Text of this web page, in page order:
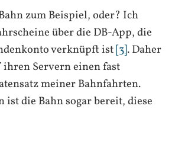
zum Beispiel, oder? Ich
über die DB-App, die
verknüpft ist[3]. Daher
ihren Servern einen fast
meiner Bahnfahrten.
ist die Bahn sogar bereit, diese